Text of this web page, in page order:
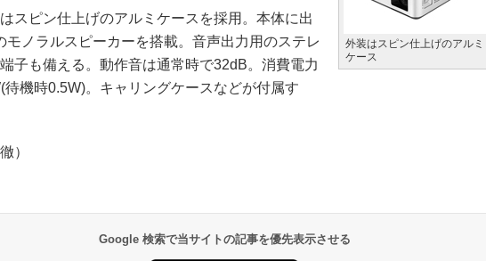
外装はスピン仕上げのアルミ
ケース
スピン仕上げのアルミケースを採用。本体に出
モノラルスピーカーを搭載。音声出力用のステレ
子も備える。動作音は通常時で32dB。消費電力
待機時0.5W)。キャリングケースなどが付属す
）
Google 検索で当サイトの記事を優先表示させる